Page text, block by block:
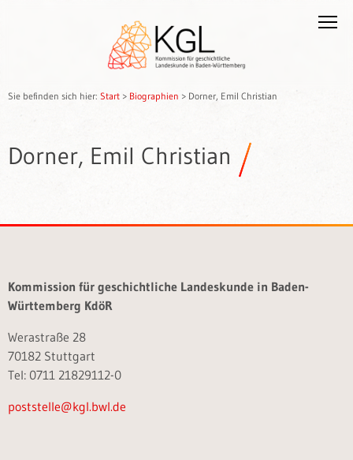
Sie befinden sich hier: Start > Biographien > Dorner, Emil Christian
Dorner, Emil Christian
Kommission für geschichtliche Landeskunde in Baden-
Württemberg KdöR
Werastraße 28
70182 Stuttgart
Tel: 0711 21829112-0
poststelle@kgl.bwl.de